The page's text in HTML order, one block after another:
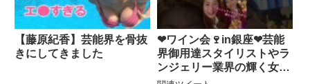
【藤原紀香】芸能界を骨抜
きにしてきました
❤︎ワイン会🍷in銀座❤︎芸能
界御用達スタイリストやラ
ンジェリー業界の輝く女子
達とご縁いただきましたぁ